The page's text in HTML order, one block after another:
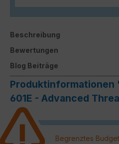
Beschreibung
Bewertungen
Blog Beiträge
Produktinformationen
601E - Advanced
Begrenztes